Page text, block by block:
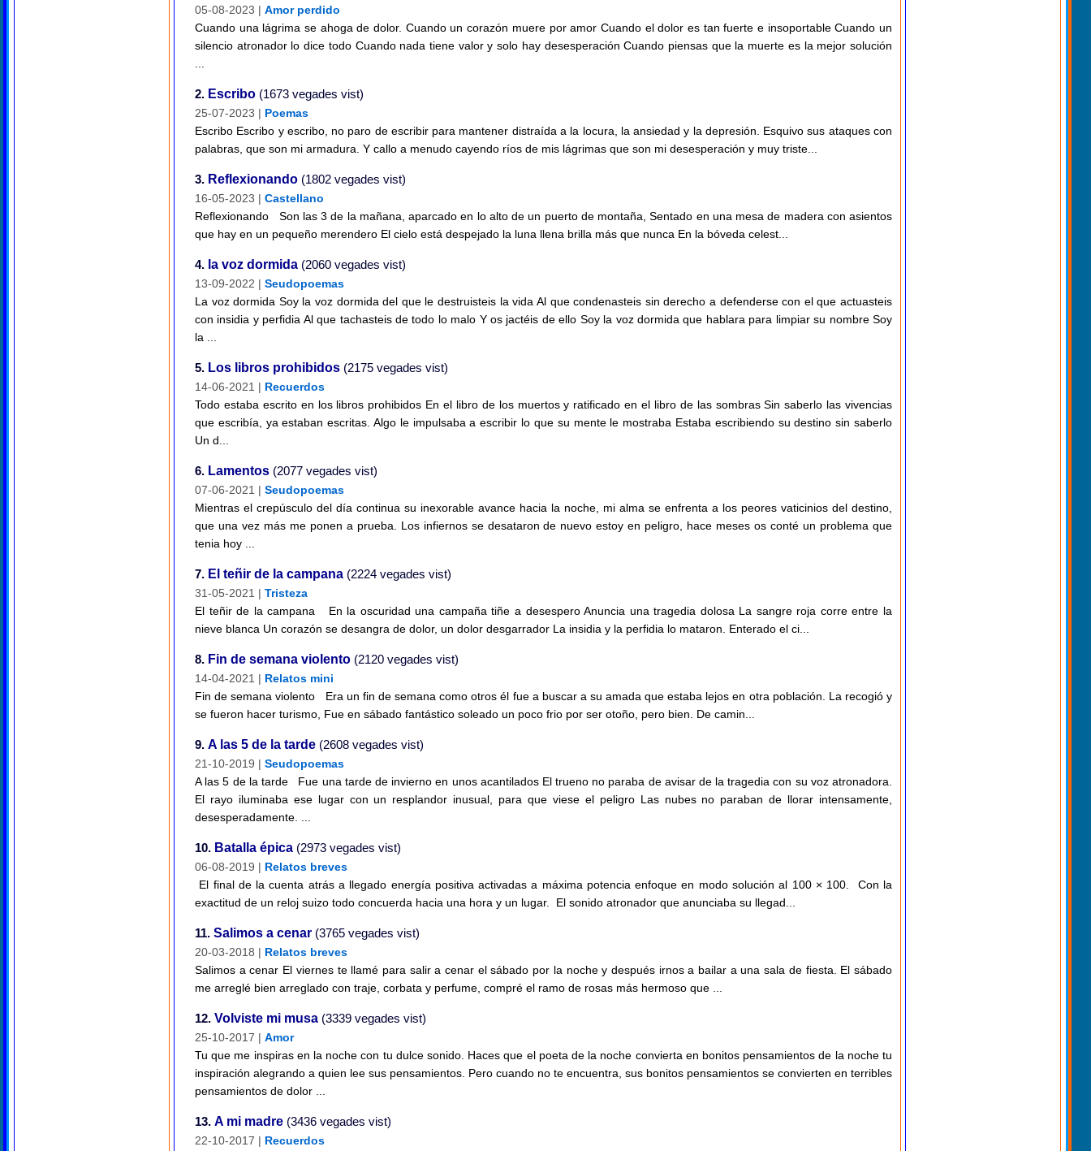
05-08-2023 | Amor perdido
Cuando una lágrima se ahoga de dolor. Cuando un corazón muere por amor Cuando el dolor es tan fuerte e insoportable Cuando un
silencio atronador lo dice todo Cuando nada tiene valor y solo hay desesperación Cuando piensas que la muerte es la mejor solución
...
2. Escribo (1673 vegades vist)
25-07-2023 | Poemas
Escribo Escribo y escribo, no paro de escribir para mantener distraída a la locura, la ansiedad y la depresión. Esquivo sus ataques con
palabras, que son mi armadura. Y callo a menudo cayendo ríos de mis lágrimas que son mi desesperación y muy triste...
3. Reflexionando (1802 vegades vist)
16-05-2023 | Castellano
Reflexionando Son las 3 de la mañana, aparcado en lo alto de un puerto de montaña, Sentado en una mesa de madera con asientos
que hay en un pequeño merendero El cielo está despejado la luna llena brilla más que nunca En la bóveda celest...
4. la voz dormida (2060 vegades vist)
13-09-2022 | Seudopoemas
La voz dormida Soy la voz dormida del que le destruisteis la vida Al que condenasteis sin derecho a defenderse con el que actuasteis
con insidia y perfidia Al que tachasteis de todo lo malo Y os jactéis de ello Soy la voz dormida que hablara para limpiar su nombre Soy
la ...
5. Los libros prohibidos (2175 vegades vist)
14-06-2021 | Recuerdos
Todo estaba escrito en los libros prohibidos En el libro de los muertos y ratificado en el libro de las sombras Sin saberlo las vivencias
que escribía, ya estaban escritas. Algo le impulsaba a escribir lo que su mente le mostraba Estaba escribiendo su destino sin saberlo
Un d...
6. Lamentos (2077 vegades vist)
07-06-2021 | Seudopoemas
Mientras el crepúsculo del día continua su inexorable avance hacia la noche, mi alma se enfrenta a los peores vaticinios del destino,
que una vez más me ponen a prueba. Los infiernos se desataron de nuevo estoy en peligro, hace meses os conté un problema que
tenia hoy ...
7. El teñir de la campana (2224 vegades vist)
31-05-2021 | Tristeza
El teñir de la campana En la oscuridad una campaña tiñe a desespero Anuncia una tragedia dolosa La sangre roja corre entre la
nieve blanca Un corazón se desangra de dolor, un dolor desgarrador La insidia y la perfidia lo mataron. Enterado el ci...
8. Fin de semana violento (2120 vegades vist)
14-04-2021 | Relatos mini
Fin de semana violento Era un fin de semana como otros él fue a buscar a su amada que estaba lejos en otra población. La recogió y
se fueron hacer turismo, Fue en sábado fantástico soleado un poco frio por ser otoño, pero bien. De camin...
9. A las 5 de la tarde (2608 vegades vist)
21-10-2019 | Seudopoemas
A las 5 de la tarde Fue una tarde de invierno en unos acantilados El trueno no paraba de avisar de la tragedia con su voz atronadora.
El rayo iluminaba ese lugar con un resplandor inusual, para que viese el peligro Las nubes no paraban de llorar intensamente,
desesperadamente. ...
10. Batalla épica (2973 vegades vist)
06-08-2019 | Relatos breves
El final de la cuenta atrás a llegado energía positiva activadas a máxima potencia enfoque en modo solución al 100 × 100. Con la
exactitud de un reloj suizo todo concuerda hacia una hora y un lugar. El sonido atronador que anunciaba su llegad...
11. Salimos a cenar (3765 vegades vist)
20-03-2018 | Relatos breves
Salimos a cenar El viernes te llamé para salir a cenar el sábado por la noche y después irnos a bailar a una sala de fiesta. El sábado
me arreglé bien arreglado con traje, corbata y perfume, compré el ramo de rosas más hermoso que ...
12. Volviste mi musa (3339 vegades vist)
25-10-2017 | Amor
Tu que me inspiras en la noche con tu dulce sonido. Haces que el poeta de la noche convierta en bonitos pensamientos de la noche tu
inspiración alegrando a quien lee sus pensamientos. Pero cuando no te encuentra, sus bonitos pensamientos se convierten en terribles
pensamientos de dolor ...
13. A mi madre (3436 vegades vist)
22-10-2017 | Recuerdos